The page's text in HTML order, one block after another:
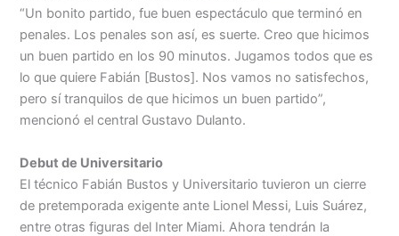
“Un bonito partido, fue buen espectáculo que terminó en
penales. Los penales son así, es suerte. Creo que hicimos
un buen partido en los 90 minutos. Jugamos todos que es
lo que quiere Fabián [Bustos]. Nos vamos no satisfechos,
pero sí tranquilos de que hicimos un buen partido”,
mencionó el central Gustavo Dulanto.
Debut de Universitario
El técnico Fabián Bustos y Universitario tuvieron un cierre
de pretemporada exigente ante Lionel Messi, Luis Suárez,
entre otras figuras del Inter Miami. Ahora tendrán la